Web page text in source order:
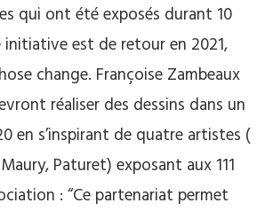
qui ont été exposés durant 10
est de retour en 2021,
change. Françoise Zambeaux
réaliser des dessins dans un
en s’inspirant de quatre artistes (
Paturet) exposant aux 111
: “Ce partenariat permet